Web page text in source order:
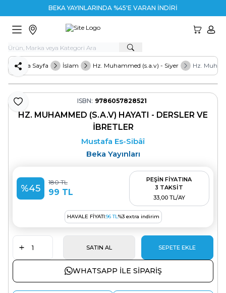
BEKA YAYINLARINDA %45'E VARAN İNDİRİM
Ana Sayfa İslam Hz. Muhammed (s.a.v) - Siyer Hz.
Favoriye Ekle
Paylaş
ISBN: 9786057828521
HZ. MUHAMMED (S.A.V) HAYATI - DERSLER VE
İBRETLER
Mustafa Es-Sibâî
Beka Yayınları
%45
180TL
99 TL
PEŞİN FİYATINA
3 TAKSİT
33,00 TL/AY
HAVALE FIYATI:96TL%3extra indirim
SATIN AL SEPETE EKLE
WHATSAPP ILE SIPARIŞ